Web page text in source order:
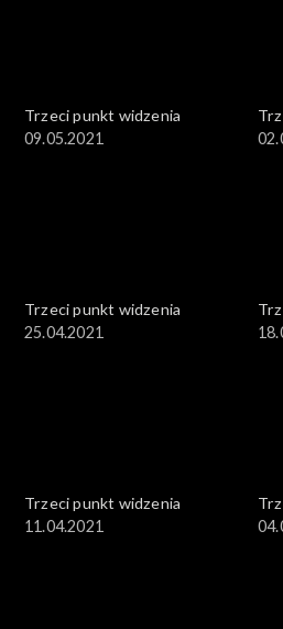
Trzeci punkt widzenia
09.05.2021
Trzeci punkt widzenia
25.04.2021
Trzeci punkt widzenia
11.04.2021